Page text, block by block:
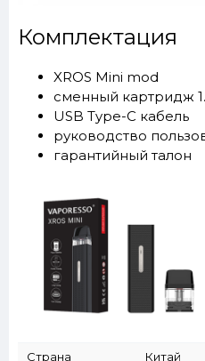
Комплектация
XROS Mini mod
сменный картридж
USB Type-C кабель
руководство
гарантийный талон
Страна
Китай